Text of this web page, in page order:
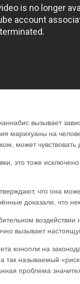
вызывает
марихуаны на
может
это тоже
что она
доказали, что
вызывает
конопли на
так называемый
проблема